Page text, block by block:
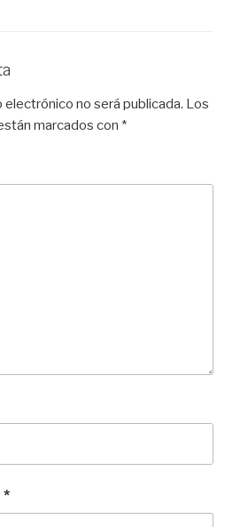
electrónico no será publicada. Los
marcados con *
*